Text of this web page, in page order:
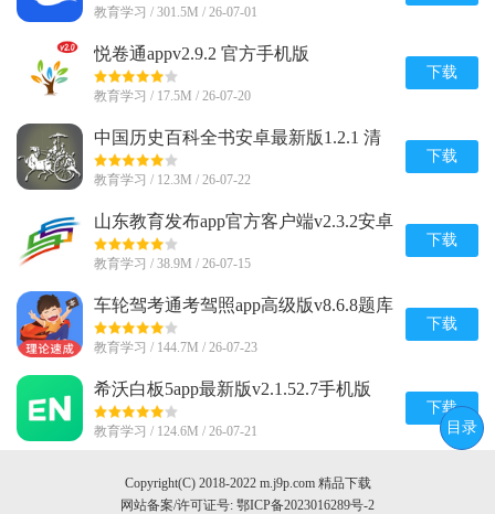
教育学习 / 301.5M / 26-07-01
悦卷通appv2.9.2 官方手机版
教育学习 / 17.5M / 26-07-20
下载
中国历史百科全书安卓最新版1.2.1 清
爽版
教育学习 / 12.3M / 26-07-22
下载
山东教育发布app官方客户端v2.3.2安卓
版
教育学习 / 38.9M / 26-07-15
下载
车轮驾考通考驾照app高级版v8.6.8题库
解锁版
教育学习 / 144.7M / 26-07-23
下载
希沃白板5app最新版v2.1.52.7手机版
教育学习 / 124.6M / 26-07-21
下载
Copyright(C) 2018-2022 m.j9p.com 精品下载
网站备案/许可证号: 鄂ICP备2023016289号-2
目录